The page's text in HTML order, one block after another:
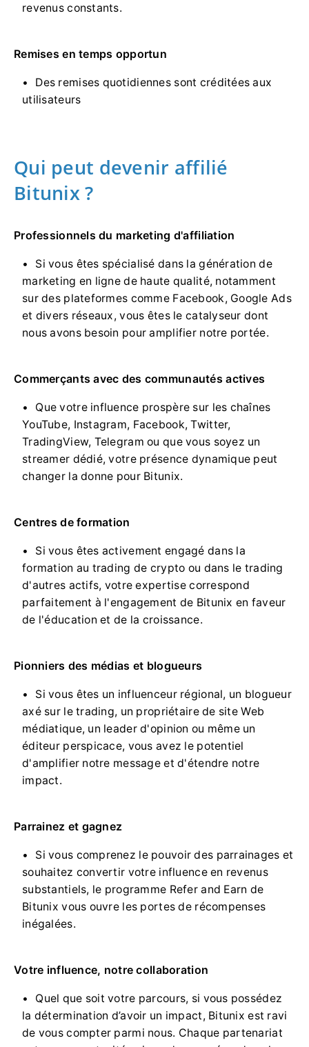
revenus constants.
Remises en temps opportun
Des remises quotidiennes sont créditées aux
utilisateurs
Qui peut devenir affilié
Bitunix ?
Professionnels du marketing d'affiliation
Si vous êtes spécialisé dans la génération de
marketing en ligne de haute qualité, notamment
sur des plateformes comme Facebook, Google Ads
et divers réseaux, vous êtes le catalyseur dont
nous avons besoin pour amplifier notre portée.
Commerçants avec des communautés actives
Que votre influence prospère sur les chaînes
YouTube, Instagram, Facebook, Twitter,
TradingView, Telegram ou que vous soyez un
streamer dédié, votre présence dynamique peut
changer la donne pour Bitunix.
Centres de formation
Si vous êtes activement engagé dans la
formation au trading de crypto ou dans le trading
d'autres actifs, votre expertise correspond
parfaitement à l'engagement de Bitunix en faveur
de l'éducation et de la croissance.
Pionniers des médias et blogueurs
Si vous êtes un influenceur régional, un blogueur
axé sur le trading, un propriétaire de site Web
médiatique, un leader d'opinion ou même un
éditeur perspicace, vous avez le potentiel
d'amplifier notre message et d'étendre notre
impact.
Parrainez et gagnez
Si vous comprenez le pouvoir des parrainages et
souhaitez convertir votre influence en revenus
substantiels, le programme Refer and Earn de
Bitunix vous ouvre les portes de récompenses
inégalées.
Votre influence, notre collaboration
Quel que soit votre parcours, si vous possédez
la détermination d’avoir un impact, Bitunix est ravi
de vous compter parmi nous. Chaque partenariat